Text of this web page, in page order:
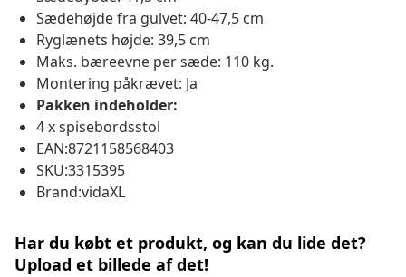
Sædehøjde fra gulvet: 40-47,5 cm
Ryglænets højde: 39,5 cm
Maks. bæreevne per sæde: 110 kg.
Montering påkrævet: Ja
Pakken indeholder:
4 x spisebordsstol
EAN:8721158568403
SKU:3315395
Brand:vidaXL
Har du købt et produkt, og kan du lide det?
Upload et billede af det!